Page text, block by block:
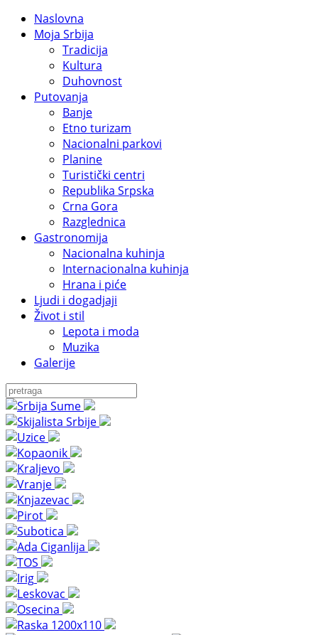
Naslovna
Moja Srbija
Tradicija
Kultura
Duhovnost
Putovanja
Banje
Etno turizam
Nacionalni parkovi
Planine
Turistički centri
Republika Srpska
Crna Gora
Razglednica
Gastronomija
Nacionalna kuhinja
Internacionalna kuhinja
Hrana i piće
Ljudi i dogadjaji
Život i stil
Lepota i moda
Muzika
Galerije